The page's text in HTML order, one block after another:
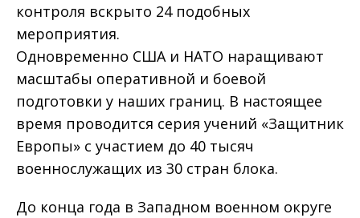
контроля вскрыто 24 подобных
мероприятия.
Одновременно США и НАТО наращивают
масштабы оперативной и боевой
подготовки у наших границ. В настоящее
время проводится серия учений «Защитник
Европы» с участием до 40 тысяч
военнослужащих из 30 стран блока.
До конца года в Западном военном округе